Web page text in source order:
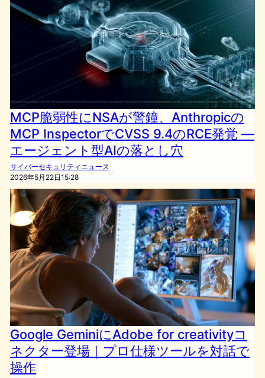
MCP脆弱性にNSAが警鐘、Anthropicの
MCP InspectorでCVSS 9.4のRCE発覚 —
エージェント型AIの落とし穴
サイバーセキュリティニュース
2026年5月22日15:28
Google GeminiにAdobe for creativityコ
ネクター登場｜プロ仕様ツールを対話で
操作